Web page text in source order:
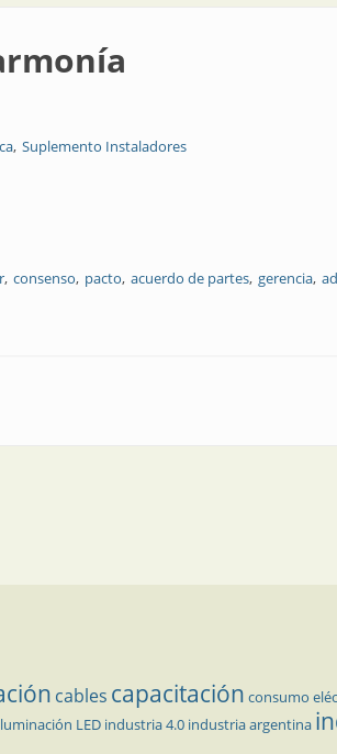
Suplemento Instaladores
consenso pacto acuerdo de partes gerencia
cables capacitación consumo
LED industria 4.0 industria argentina